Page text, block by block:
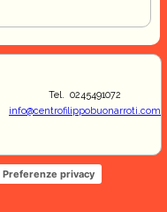
Tel. 0245491072
info@centrofilippobuonarroti.com
Preferenze privacy